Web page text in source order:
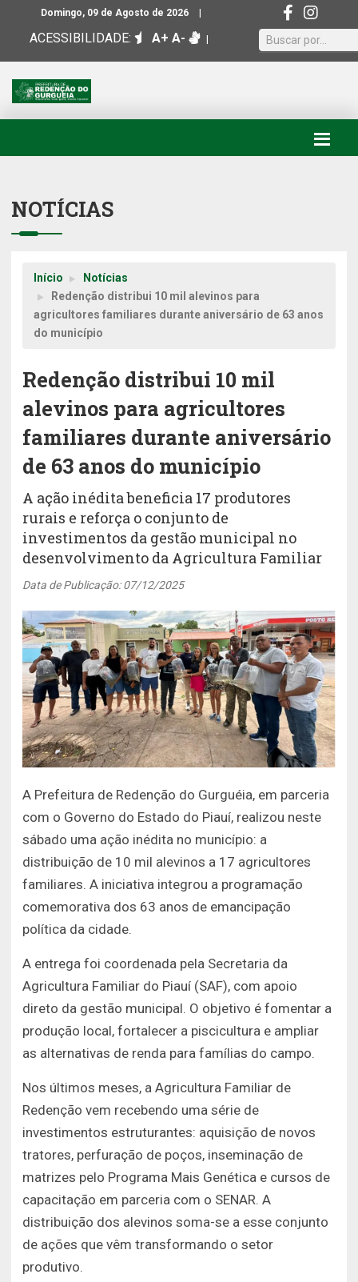
Domingo, 09 de Agosto de 2026 |
ACESSIBILIDADE: A+ A- |
NOTÍCIAS
Início
Notícias
Redenção distribui 10 mil alevinos para
agricultores familiares durante aniversário de 63 anos
do município
Redenção distribui 10 mil
alevinos para agricultores
familiares durante aniversário
de 63 anos do município
A ação inédita beneficia 17 produtores
rurais e reforça o conjunto de
investimentos da gestão municipal no
desenvolvimento da Agricultura Familiar
Data de Publicação: 07/12/2025
A Prefeitura de Redenção do Gurguéia, em parceria
com o Governo do Estado do Piauí, realizou neste
sábado uma ação inédita no município: a
distribuição de 10 mil alevinos a 17 agricultores
familiares. A iniciativa integrou a programação
comemorativa dos 63 anos de emancipação
política da cidade.
A entrega foi coordenada pela Secretaria da
Agricultura Familiar do Piauí (SAF), com apoio
direto da gestão municipal. O objetivo é fomentar a
produção local, fortalecer a piscicultura e ampliar
as alternativas de renda para famílias do campo.
Nos últimos meses, a Agricultura Familiar de
Redenção vem recebendo uma série de
investimentos estruturantes: aquisição de novos
tratores, perfuração de poços, inseminação de
matrizes pelo Programa Mais Genética e cursos de
capacitação em parceria com o SENAR. A
distribuição dos alevinos soma-se a esse conjunto
de ações que vêm transformando o setor
produtivo.